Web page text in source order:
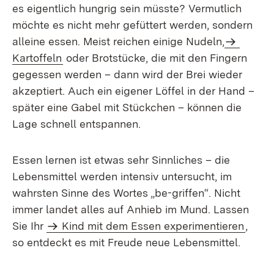
es eigentlich hungrig sein müsste? Vermutlich
möchte es nicht mehr gefüttert werden, sondern
alleine essen. Meist reichen einige Nudeln,
Kartoffeln oder Brotstücke, die mit den Fingern
gegessen werden – dann wird der Brei wieder
akzeptiert. Auch ein eigener Löffel in der Hand –
später eine Gabel mit Stückchen – können die
Lage schnell entspannen.
Essen lernen ist etwas sehr Sinnliches – die
Lebensmittel werden intensiv untersucht, im
wahrsten Sinne des Wortes „be-griffen“. Nicht
immer landet alles auf Anhieb im Mund. Lassen
Sie Ihr
Kind mit dem Essen experimentieren,
so entdeckt es mit Freude neue Lebensmittel.